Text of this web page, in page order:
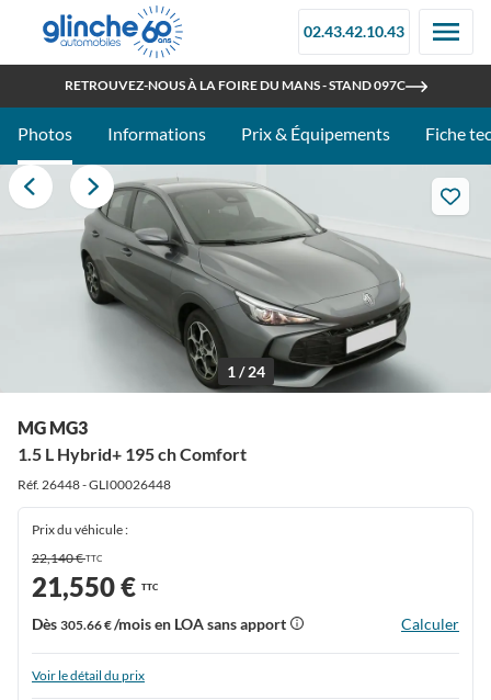
02.43.42.10.43
RETROUVEZ-NOUS À LA FOIRE DU MANS - STAND 097C
OUVERT TOUT L'ÉTÉ
Photos Informations Prix & Équipements Fiche
1 / 24
MG MG3
1.5 L Hybrid+ 195 ch Comfort
Réf. 26448 - GLI00026448
Prix du véhicule :
22,140 €TTC
21,550 € TTC
Dès 305.66 €/mois en LOA sans apport Calculer
Voir le détail du prix